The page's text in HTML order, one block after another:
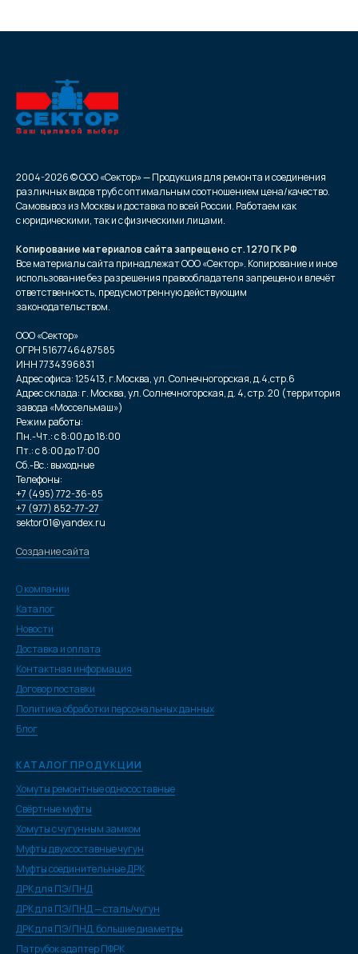
2004-2026 © ООО «Сектор» — Продукция для ремонта и соединения
различных видов труб с оптимальным соотношением цена/качество.
Самовывоз из Москвы и доставка по всей России. Работаем как
с юридическими, так и с физическими лицами.
Копирование материалов сайта запрещено ст. 1270 ГК РФ
Все материалы сайта принадлежат ООО «Сектор». Копирование и иное
использование без разрешения правообладателя запрещено и влечёт
ответственность, предусмотренную действующим
законодательством.
ООО «Сектор»
ОГРН 5167746487585
ИНН 7734396831
Адрес офиса: 125413, г.Москва, ул. Солнечногорская, д.4,стр.6
Адрес склада: г. Москва, ул. Солнечногорская, д. 4, стр. 20 (территория
завода «Моссельмаш»)
Режим работы:
Пн.-Чт.: с 8:00 до 18:00
Пт.: с 8:00 до 17:00
Сб.-Вс.: выходные
Телефоны:
+7 (495) 772-36-85
+7 (977) 852-77-27
sektor01@yandex.ru
Создание сайта
О компании
Каталог
Новости
Доставка и оплата
Контактная информация
Договор поставки
Политика обработки персональных данных
Блог
КАТАЛОГ ПРОДУКЦИИ
Хомуты ремонтные односоставные
Свёртные муфты
Хомуты с чугунным замком
Муфты двухсоставные чугун
Муфты соединительные ДРК
ДРК для ПЭ/ПНД
ДРК для ПЭ/ПНД — сталь/чугун
ДРК для ПЭ/ПНД, большие диаметры
Патрубок адаптер ПФРК